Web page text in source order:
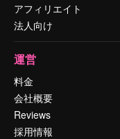
アフィリエイト
法人向け
運営
料金
会社概要
Reviews
採用情報